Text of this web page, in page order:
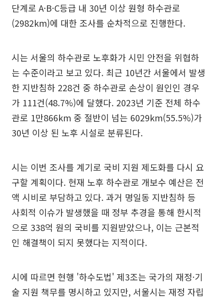
단계로 A·B·C등급 내 30년 이상 원형 하수관로
(2982km)에 대한 조사를 순차적으로 진행한다.
시는 서울의 하수관로 노후화가 시민 안전을 위협하
는 수준이라고 보고 있다. 최근 10년간 서울에서 발생
한 지반침하 228건 중 하수관로 손상이 원인인 경우
가 111건(48.7%)에 달했다. 2023년 기준 전체 하수
관로 1만866km 중 절반이 넘는 6029km(55.5%)가
30년 이상 된 노후 시설로 분류된다.
시는 이번 조사를 계기로 국비 지원 제도화를 다시 요
구할 계획이다. 현재 노후 하수관로 개보수 예산은 전
액 시비로 부담하고 있다. 과거 명일동 지반침하 등
사회적 이슈가 발생했을 때 정부 추경을 통해 한시적
으로 338억 원의 국비를 지원받았으나, 이는 근본적
인 해결책이 되지 못했다는 지적이다.
시에 따르면 현행 '하수도법' 제3조는 국가의 재정·기
술 지원 책무를 명시하고 있지만, 서울시는 재정 자립